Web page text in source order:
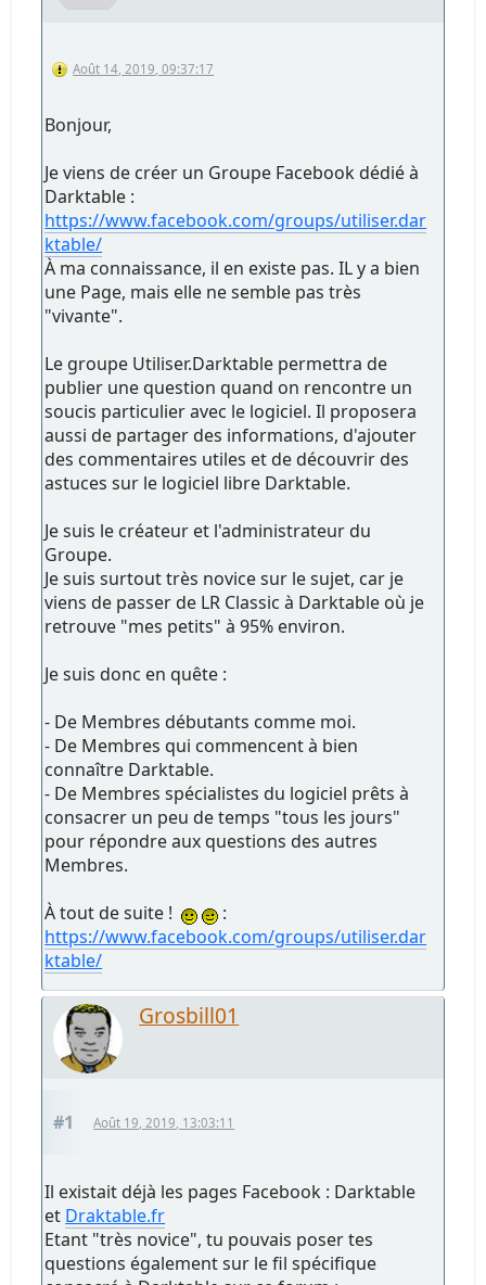
Août 14, 2019, 09:37:17
Bonjour,
Je viens de créer un Groupe Facebook dédié à
Darktable :
https://www.facebook.com/groups/utiliser.dar
ktable/
À ma connaissance, il en existe pas. IL y a bien
une Page, mais elle ne semble pas très
"vivante".
Le groupe Utiliser.Darktable permettra de
publier une question quand on rencontre un
soucis particulier avec le logiciel. Il proposera
aussi de partager des informations, d'ajouter
des commentaires utiles et de découvrir des
astuces sur le logiciel libre Darktable.
Je suis le créateur et l'administrateur du
Groupe.
Je suis surtout très novice sur le sujet, car je
viens de passer de LR Classic à Darktable où je
retrouve "mes petits" à 95% environ.
Je suis donc en quête :
- De Membres débutants comme moi.
- De Membres qui commencent à bien
connaître Darktable.
- De Membres spécialistes du logiciel prêts à
consacrer un peu de temps "tous les jours"
pour répondre aux questions des autres
Membres.
À tout de suite !
:
https://www.facebook.com/groups/utiliser.dar
ktable/
Grosbill01
#1 Août 19, 2019, 13:03:11
Il existait déjà les pages Facebook : Darktable
et Draktable.fr
Etant "très novice", tu pouvais poser tes
questions également sur le fil spécifique